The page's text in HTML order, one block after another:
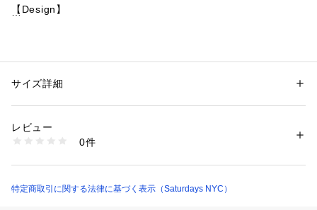
【Design】
デザインモックネックシャツ。
ォロースルーまで、フルレンジの動作が叶います。
単独でもインナーとしても着用できるデザイン。
性別：メンズ
素材：ポリエステル 95% ポリウレタン 5%
洗濯：洗濯機、漂白不可、タンブル乾燥不可、自然乾燥、アイロン仕上げ
可、ドライ不可、ウエットクリーニング可
商品番号：1095600000499 （モール）
サイズ詳細
レビュー
0件
特定商取引に関する法律に基づく表示（Saturdays NYC）